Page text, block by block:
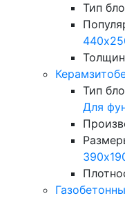
Тип
Тип
Для